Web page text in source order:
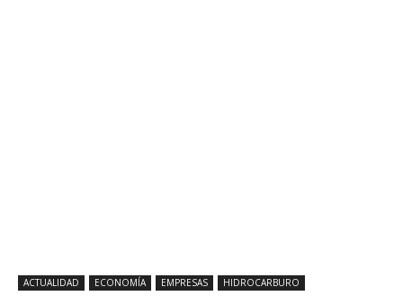
ACTUALIDAD ECONOMÍA EMPRESAS HIDROCARBURO